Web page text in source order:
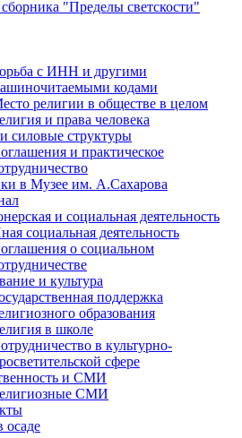
"Пределы светскости"
с ИНН и другими
кодами
религии в обществе в целом
и права человека
силовые структуры
и практическое
в Музее им. А.Сахарова
и социальная деятельность
социальная деятельность
о социальном
и культура
поддержка
образования
в школе
в культурно-
сфере
и СМИ
СМИ
осаде